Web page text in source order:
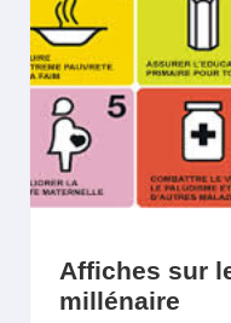
Affiches sur
millénaire